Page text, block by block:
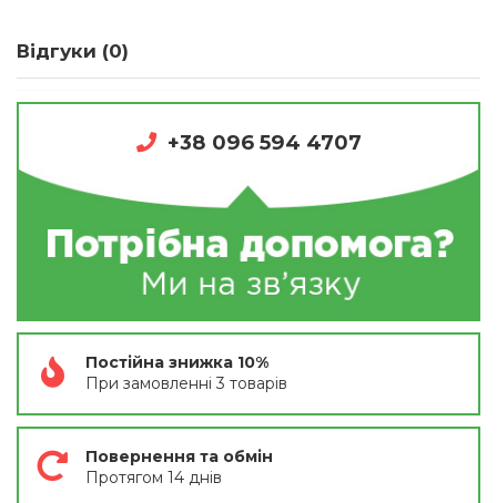
Відгуки (0)
+38 096 594 4707
Постійна знижка 10%
При замовленні 3 товарів
Повернення та обмін
Протягом 14 днів